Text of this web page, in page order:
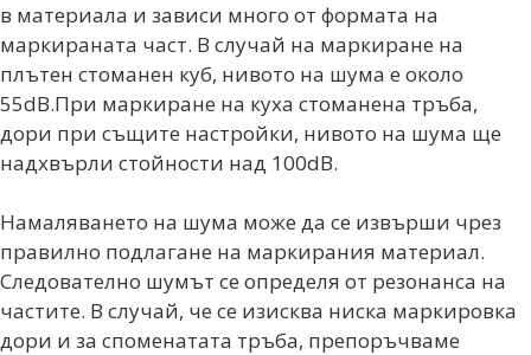
в материала и зависи много от формата на
маркираната част. В случай на маркиране на
плътен стоманен куб, нивото на шума е около
55dB.При маркиране на куха стоманена тръба,
дори при същите настройки, нивото на шума ще
надхвърли стойности над 100dB.
Намаляването на шума може да се извърши чрез
правилно подлагане на маркирания материал.
Следователно шумът се определя от резонанса на
частите. В случай, че се изисква ниска маркировка
дори и за споменатата тръба, препоръчваме